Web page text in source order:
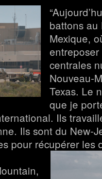
battons au
Mexique,
centrales
Nouveau-
Texas. Le
que je
Ils
Ils sont du New-
pour récupérer les